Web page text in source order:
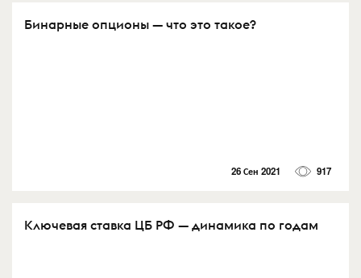
Бинарные опционы — что это такое?
26 Сен 2021 917
Ключевая ставка ЦБ РФ — динамика по годам